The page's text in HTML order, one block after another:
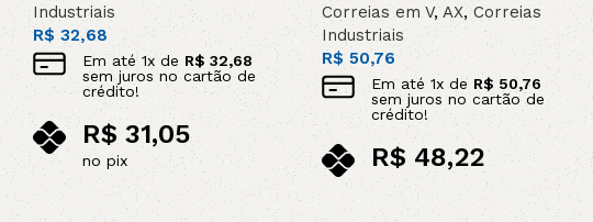
Industriais
R$ 32,68
Em até1x de R$ 32,68
sem juros no cartão de
crédito!
R$ 31,05
no pix
Adicionar ao carrinho
Correias em V,AX,Correias
Industriais
R$ 50,76
Em até 1x de R$50,76
sem juros no cartão de
crédito!
R$ 48,22
no pix
Adicionar ao carrinho